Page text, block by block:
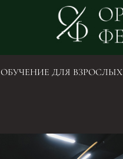
ОБУЧЕНИЕ ДЛЯ ВЗРОСЛЫХ